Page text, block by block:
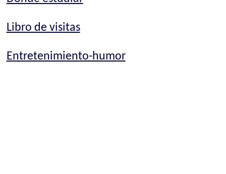
Libro de visitas
Entretenimiento-humor